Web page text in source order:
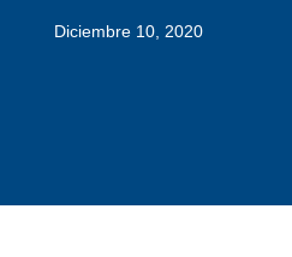
Diciembre 10, 2020